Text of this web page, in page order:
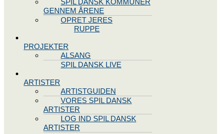
SPIL DANSK KOMMUNER
GENNEM ÅRENE
OPRET JERES
STYREGRUPPE
PROJEKTER
ALSANG
SPIL DANSK LIVE
ARTISTER
ARTISTGUIDEN
VORES SPIL DANSK
ARTISTER
LOG IND SPIL DANSK
ARTISTER